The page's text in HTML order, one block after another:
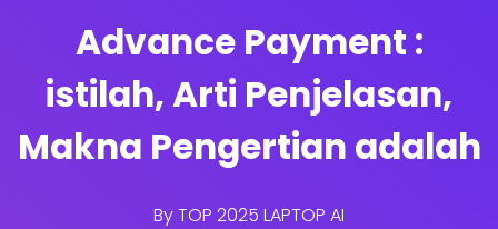
Advance Payment :
istilah, Arti Penjelasan,
Makna Pengertian adalah
ByTOP 2025 LAPTOP AI